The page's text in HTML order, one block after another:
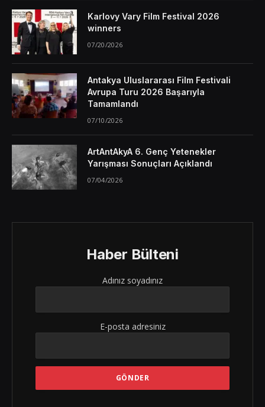
Karlovy Vary Film Festival 2026
winners
07/20/2026
Antakya Uluslararası Film Festivali
Avrupa Turu 2026 Başarıyla
Tamamlandı
07/10/2026
ArtAntAkyA 6. Genç Yetenekler
Yarışması Sonuçları Açıklandı
07/04/2026
Haber Bülteni
Adınız soyadınız
E-posta adresiniz